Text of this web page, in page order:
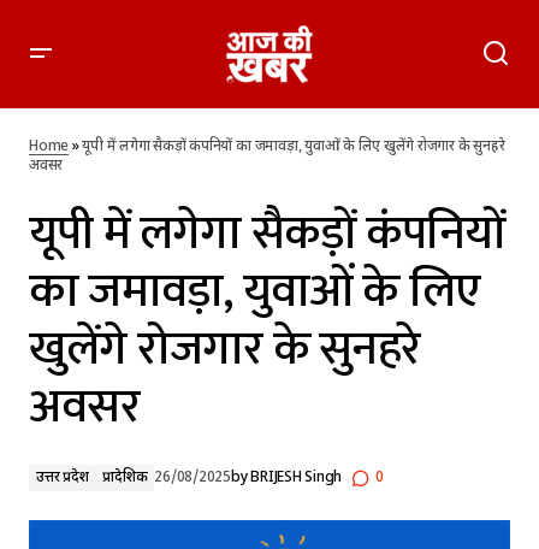
के सुनहरे अवसर
Home»यूपी में लगेगा सैकड़ों कंपनियों का जमावड़ा, युवाओं के लिए खुलेंगे रोजगार के सुनहरे
अवसर
यूपी में लगेगा सैकड़ों कंपनियों
का जमावड़ा, युवाओं के लिए
खुलेंगे रोजगार के सुनहरे
अवसर
उत्तर प्रदेश प्रादेशिक 26/08/2025byBRIJESH Singh 0